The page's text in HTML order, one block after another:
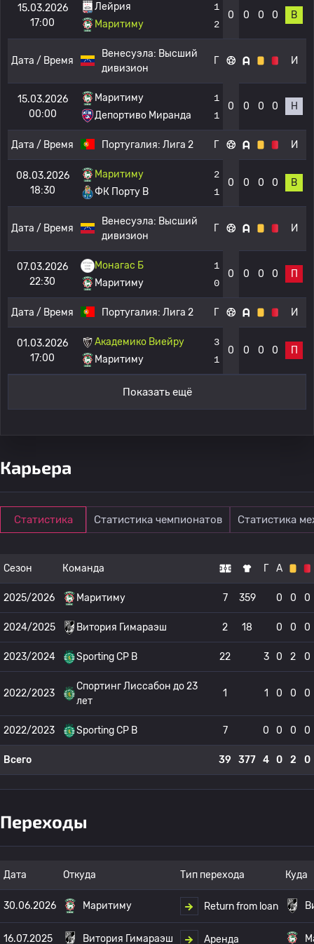
15.03.2026
17:00
Лейрия
Маритиму
1
2
0 0 0 0 В
Дата / Время
Венесуэла: Высший
дивизион
Г И
15.03.2026
00:00
Маритиму
Депортиво Миранда
1
1
0 0 0 0 Н
Дата / Время Португалия: Лига 2 Г И
08.03.2026
18:30
Маритиму
ФК Порту B
2
1
0 0 0 0 В
Дата / Время
Венесуэла: Высший
дивизион
Г И
07.03.2026
22:30
Монагас Б
Маритиму
1
0
0 0 0 0 П
Дата / Время Португалия: Лига 2 Г И
01.03.2026
17:00
Академико Виейру
Маритиму
3
1
0 0 0 0 П
Показать ещё
Карьера
Статистика Статистика чемпионатов Статистика
Сезон Команда Г А
2025/2026 Маритиму 7 359 0 0 0
2024/2025 Витория Гимараэш 2 18 0 0 0
2023/2024 Sporting CP B 22 3 0 2 0
2022/2023
Спортинг Лиссабон до 23
лет
1 1 0 0 0
2022/2023 Sporting CP B 7 0 0 0 0
Всего 39 377 4 0 2 0
Переходы
Дата Откуда Тип перехода Куда
30.06.2026 Маритиму Return from loan
16.07.2025 Витория Гимараэш Аренда